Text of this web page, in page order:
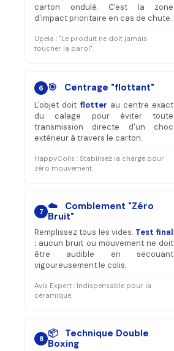
carton ondulé. C'est la zone
d'impact prioritaire en cas de chute.
Upela : "Le produit ne doit jamais
toucher la paroi".
6 🎯 Centrage "flottant"
L'objet doit flotter au centre exact
du calage pour éviter toute
transmission directe d'un choc
extérieur à travers le carton.
HappyColis : Stabilisez la charge pour
zéro mouvement.
7
☁️ Comblement "Zéro
Bruit"
Remplissez tous les vides. Test final
: aucun bruit ou mouvement ne doit
être audible en secouant
vigoureusement le colis.
Avis Expert : Indispensable pour la
céramique.
8
📦 Technique Double
Boxing